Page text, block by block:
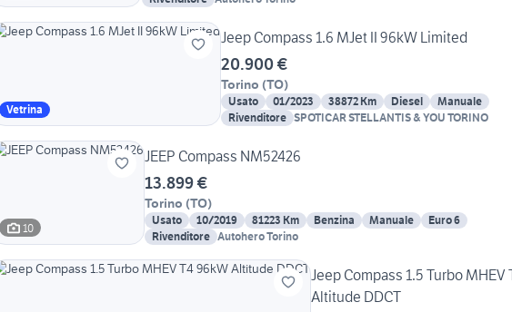
Vetrina
Jeep Compass 1.6 MJet II 96kW Limited
20.900 €
Torino (TO)
Usato 01/2023 38872 Km Diesel
Manuale
Rivenditore SPOTICAR STELLANTIS & YOU TORINO
10
JEEP Compass NM52426
13.899 €
Torino (TO)
Usato 10/2019 81223 Km Benzina Manuale
Euro 6
Rivenditore Autohero Torino
Jeep Compass 1.5 Turbo MHEV
Altitude DDCT